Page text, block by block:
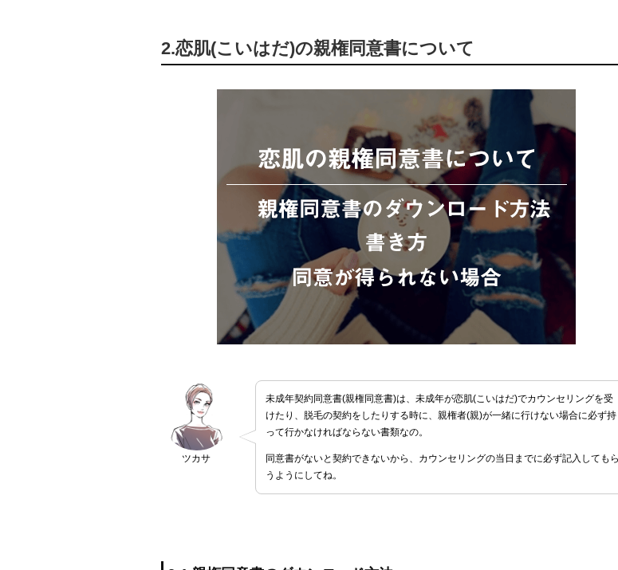
2.恋肌(こいはだ)の親権同意書について
ツカサ
未成年契約同意書(親権同意書)は、未成年が恋肌(こいはだ)でカウンセリングを受
けたり、脱毛の契約をしたりする時に、親権者(親)が一緒に行けない場合に必ず持
って行かなければならない書類なの。
同意書がないと契約できないから、カウンセリングの当日までに必ず記入してもら
うようにしてね。